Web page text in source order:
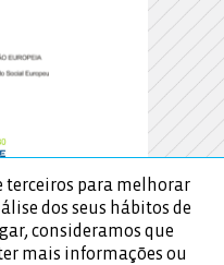
terceiros para melhorar
dos seus hábitos de
consideramos que
mais informações ou